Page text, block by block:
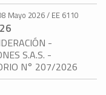
Mayo 2026 / EE 6110
-
S.A.S. -
N° 207/2026